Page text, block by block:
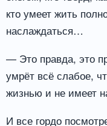
кто умеет жить
наслаждаться…
— Это правда, это
умрёт всё слабое,
жизнью и не имеет
И все гордо